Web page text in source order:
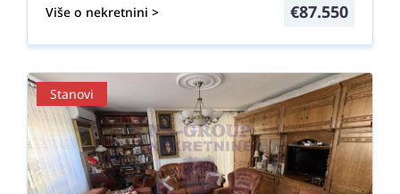
Više o nekretnini > €87.550
Stanovi